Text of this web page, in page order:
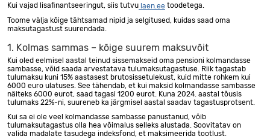
Kui vajad lisafinantseeringut, siis tutvu laen.ee toodetega.
Toome välja kõige tähtsamad nipid ja selgitused, kuidas saad oma
maksutagastust suurendada.
1. Kolmas sammas – kõige suurem maksuvõit
Kui oled eelmisel aastal teinud sissemakseid oma pensioni kolmandasse
sambasse, võid saada arvestatava tulumaksutagastuse. Riik tagastab
tulumaksu kuni 15% aastasest brutosissetulekust, kuid mitte rohkem kui
6000 euro ulatuses. See tähendab, et kui maksid kolmandasse sambasse
näiteks 6000 eurot, saad tagasi 1200 eurot. Kuna 2024. aastal tõusis
tulumaks 22%-ni, suureneb ka järgmisel aastal saadav tagastusprotsent.
Kui sa ei ole veel kolmandasse sambasse panustanud, võib
tulumaksutagastus olla hea võimalus selleks alustada. Soovitatav on
valida madalate tasudega indeksfond, et maksimeerida tootlust.